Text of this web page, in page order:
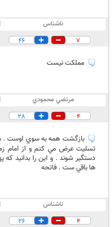
ناشناس |
7
46
مملکت نیست
مرتضي محمودي |
4
28
بازگشت همه به سوي اوست .
تسليت عرض مي كنم و از امام
دستگير شوند . و اين را بدانيد
ها باقي ست . فاتحه
ناشناس |
4
26